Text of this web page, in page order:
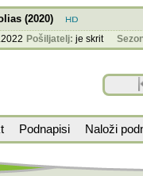
(2020)
Pošiljatelj: je skrit
Podnapisi Naloži